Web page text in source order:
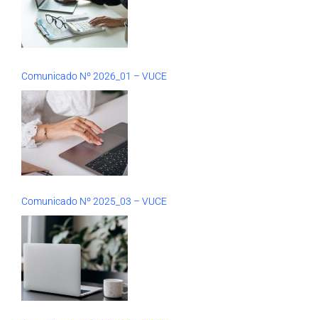
Comunicado Nº 2026_01 – VUCE
Comunicado Nº 2025_03 – VUCE